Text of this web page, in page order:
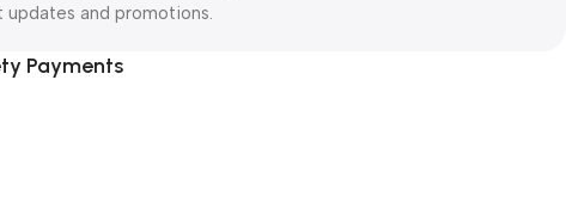
updates and promotions.
Payments